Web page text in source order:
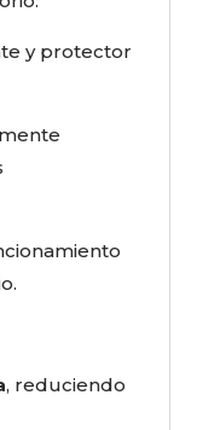
y protector
, reduciendo